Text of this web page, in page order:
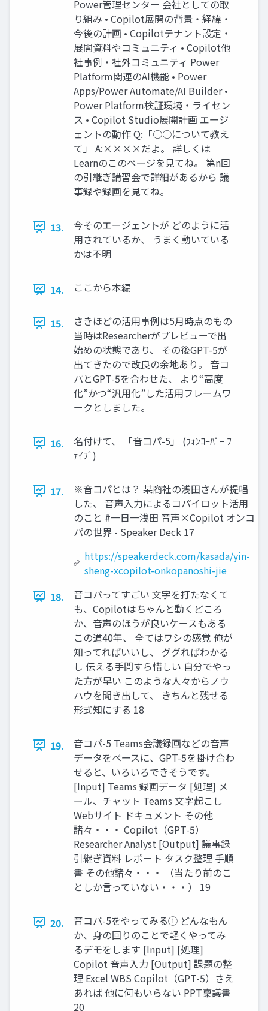
Power管理センター 会社としての取
り組み • Copilot展開の背景・経緯・
今後の計画 • Copilotテナント設定・
展開資料やコミュニティ • Copilot他
社事例・社外コミュニティ Power
Platform関連のAI機能 • Power
Apps/Power Automate/AI Builder •
Power Platform検証環境・ライセン
ス • Copilot Studio展開計画 エージ
ェントの動作 Q:「○○について教え
て」 A:××××だよ。 詳しくは
Learnのこのページを見てね。 第n回
の引継ぎ講習会で詳細があるから 議
事録や録画を見てね。
13.
今そのエージェントが どのように活
用されているか、 うまく動いている
かは不明
14. ここから本編
15.
さきほどの活用事例は5月時点のもの
当時はResearcherがプレビューで出
始めの状態であり、 その後GPT-5が
出てきたので改良の余地あり。 音コ
パとGPT-5を合わせた、 より“高度
化”かつ“汎用化”した活用フレームワ
ークとしました。
16.
名付けて、 「音コパ-5」 (ｳｫﾝｺｰﾊﾟｰ ﾌ
ｧｲﾌﾞ)
17.
※音コパとは？ 某商社の浅田さんが提唱
した、 音声入力によるコパイロット活用
のこと #一日一浅田 音声×Copilot オンコ
パの世界 - Speaker Deck 17
https://speakerdeck.com/kasada/yin-
sheng-xcopilot-onkopanoshi-jie
18.
音コパってすごい 文字を打たなくて
も、Copilotはちゃんと動くどころ
か、音声のほうが良いケースもある
この道40年、 全てはワシの感覚 俺が
知ってればいいし、 ググればわかる
し 伝える手間すら惜しい 自分でやっ
た方が早い このような人々からノウ
ハウを聞き出して、 きちんと残せる
形式知にする 18
19.
音コパ-5 Teams会議録画などの音声
データをベースに、GPT-5を掛け合わ
せると、いろいろできそうです。
[Input] Teams 録画データ [処理] メ
ール、チャット Teams 文字起こし
Webサイト ドキュメント その他
諸々・・・ Copilot（GPT-5）
Researcher Analyst [Output] 議事録
引継ぎ資料 レポート タスク整理 手順
書 その他諸々・・・ （当たり前のこ
としか言っていない・・・） 19
20.
音コパ-5をやってみる① どんなもん
か、身の回りのことで軽くやってみ
るデモをします [Input] [処理]
Copilot 音声入力 [Output] 課題の整
理 Excel WBS Copilot（GPT-5）さえ
あれば 他に何もいらない PPT稟議書
20